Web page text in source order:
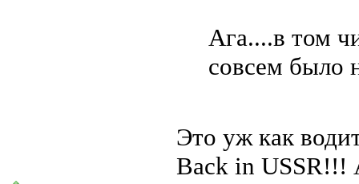
Ага....в том
совсем было
Это уж как
Back in USSR!!!